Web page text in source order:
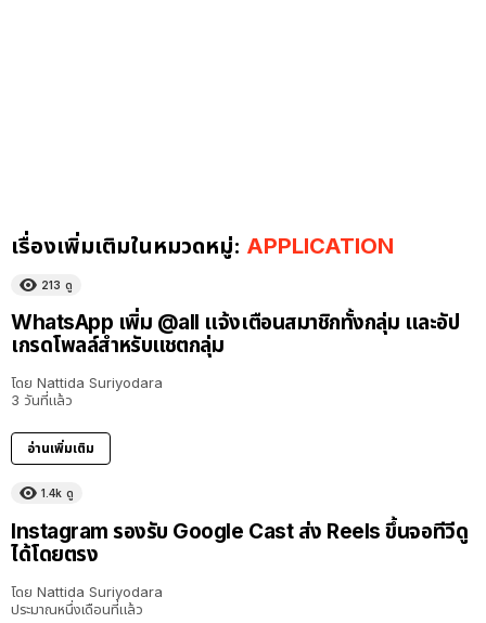
เรื่องเพิ่มเติมในหมวดหมู่: APPLICATION
213 ดู
WhatsApp เพิ่ม @all แจ้งเตือนสมาชิกทั้งกลุ่ม และอัป
เกรดโพลล์สำหรับแชตกลุ่ม
โดย Nattida Suriyodara
3 วันที่แล้ว
อ่านเพิ่มเติม
1.4k ดู
Instagram รองรับ Google Cast ส่ง Reels ขึ้นจอทีวีดู
ได้โดยตรง
โดย Nattida Suriyodara
ประมาณหนึ่งเดือนที่แล้ว